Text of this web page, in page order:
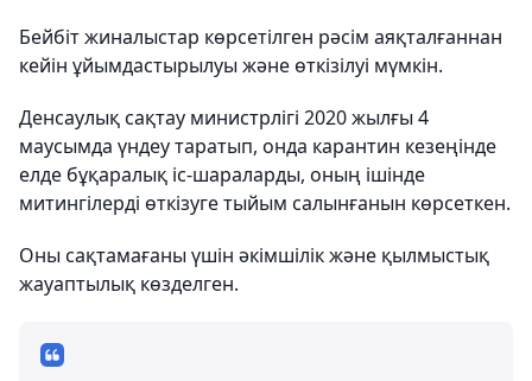
Бейбіт жиналыстар көрсетілген рәсім аяқталғаннан
кейін ұйымдастырылуы және өткізілуі мүмкін.
Денсаулық сақтау министрлігі 2020 жылғы 4
маусымда үндеу таратып, онда карантин кезеңінде
елде бұқаралық іс-шараларды, оның ішінде
митингілерді өткізуге тыйым салынғанын көрсеткен.
Оны сақтамағаны үшін әкімшілік және қылмыстық
жауаптылық көзделген.